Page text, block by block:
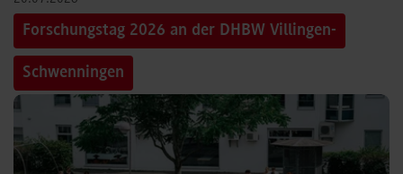
Forschungstag 2026 an der DHBW Villingen-
Schwenningen